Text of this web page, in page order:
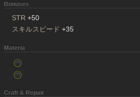
Bonuses
STR +50
スキルスピード +35
Materia
Craft & Repair